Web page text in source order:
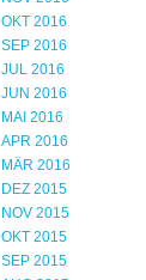
OKT 2016
SEP 2016
JUL 2016
JUN 2016
MAI 2016
APR 2016
MÄR 2016
DEZ 2015
NOV 2015
OKT 2015
SEP 2015